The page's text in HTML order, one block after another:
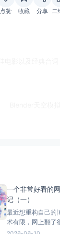
点赞 收藏 分享 二
一个非常好看的
记（一）
最近想重构自己的
术有限，网上翻了
个前端UI设计师设